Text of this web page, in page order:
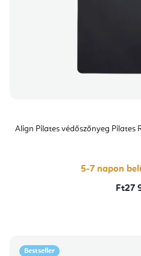
Align Pilates védőszőnyeg Pilates
5-7 napon
Ft27
Bestseller